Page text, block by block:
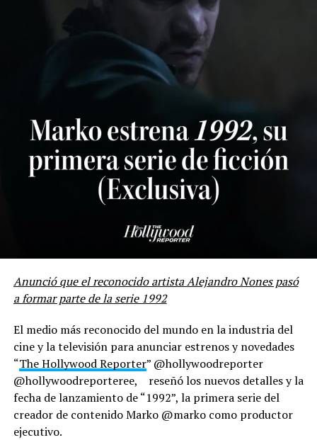
en su carrera al agotar las entradas en dos inolvidables
conciertos en el Coliseo de Puerto Rico, demostrando su
capacidad de convocatoria y su impacto en el público.
“GZ” ya está disponible en todas las plataformas
amantes de la música urbana a disfrutar de esta
experiencia única que promete cautivar los oídos y los
corazones de todos.
Nota de prensa de M&J Comunicaciones
@myjcomunicaciones.
Anunció que el reconocido artista Alejandro Nones pasó
a formar parte de la serie 1992
El medio más reconocido del mundo en la industria del
cine y la televisión para anunciar estrenos y novedades
“The Hollywood Reporter” @hollywoodreporter
@hollywoodreporteree, reseñó los nuevos detalles y la
fecha de lanzamiento de “1992”, la primera serie del
creador de contenido Marko @marko como productor
ejecutivo.